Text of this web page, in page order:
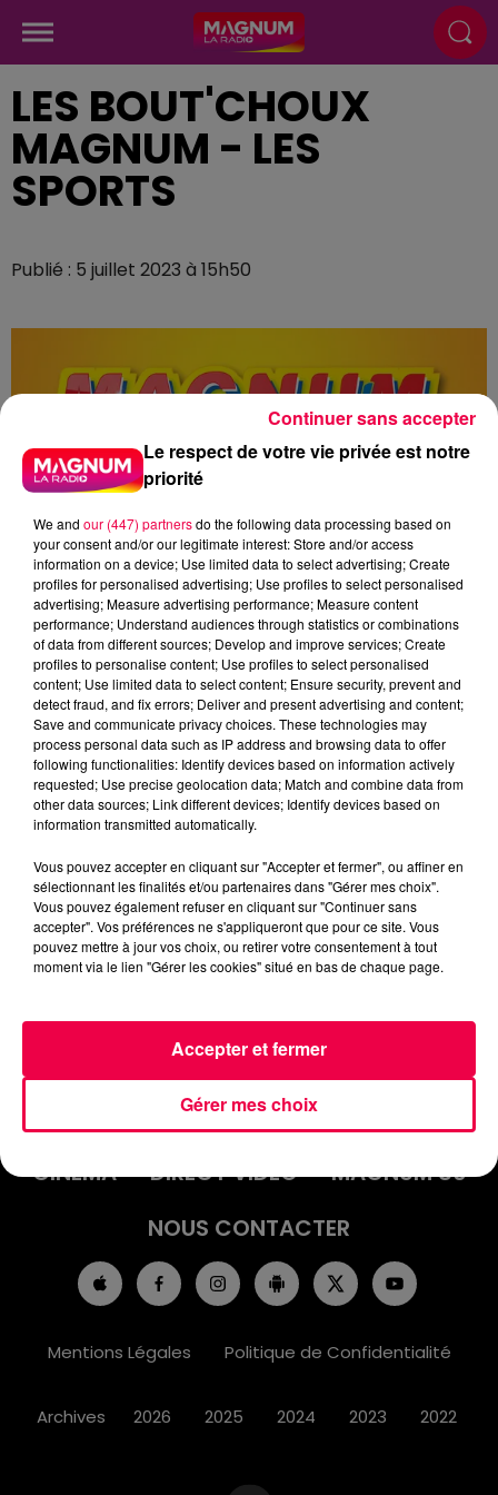
LES BOUT'CHOUX
MAGNUM - LES
SPORTS
Publié : 5 juillet 2023 à 15h50
podcasts/2023/07/Les-BoutChoux-Sports.mp3
INFOS
EMISSIONS
JEUX
PODCASTS
CINÉMA
DIRECT VIDÉO
MAGNUM 80
NOUS CONTACTER
Mentions Légales Politique de Confidentialité
Archives 2026 2025 2024 2023 2022
Le respect de votre vie privée est notre
priorité
We and our (447) partnersdo the following data processing based on
your consent and/or our legitimate interest: Store and/or access
information on a device; Use limited data to select advertising; Create
profiles for personalised advertising; Use profiles to select personalised
advertising; Measure advertising performance; Measure content
performance; Understand audiences through statistics or combinations
of data from different sources; Develop and improve services; Create
profiles to personalise content; Use profiles to select personalised
content; Use limited data to select content; Ensure security, prevent and
detect fraud, and fix errors; Deliver and present advertising and content;
Save and communicate privacy choices. These technologies may
process personal data such as IP address and browsing data to offer
following functionalities: Identify devices based on information actively
requested; Use precise geolocation data; Match and combine data from
other data sources; Link different devices; Identify devices based on
information transmitted automatically.
Vous pouvez accepter en cliquant sur "Accepter et fermer", ou affiner en
sélectionnant les finalités et/ou partenaires dans "Gérer mes choix".
Vous pouvez également refuser en cliquant sur "Continuer sans
accepter". Vos préférences ne s'appliqueront que pour ce site. Vous
pouvez mettre à jour vos choix, ou retirer votre consentement à tout
moment via le lien "Gérer les cookies" situé en bas de chaque page.
Gérer mes choix
Accepter et fermer
Continuer sans accepter